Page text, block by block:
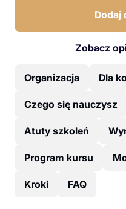
Dodaj
Zobacz
Organizacja Dla
Czego się nauczysz
Atuty szkoleń
Program kursu
Kroki FAQ